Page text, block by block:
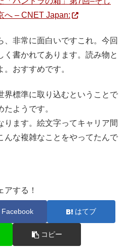
へ – CNET Japan:
、非常に面白いですこれ。今回
く書かれてあります。読み物と
おすすめです。
界標準に取り込むということで
ようです。
ります。絵文字ってキャリア間
んな複雑なことをやってたんで
アする！
Facebook はてブ
コピー